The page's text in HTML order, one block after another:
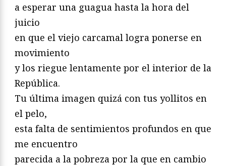
a esperar una guagua hasta la hora del
juicio
en que el viejo carcamal logra ponerse en
movimiento
y los riegue lentamente por el interior de la
República.
Tu última imagen quizá con tus yollitos en
el pelo,
esta falta de sentimientos profundos en que
me encuentro
parecida a la pobreza por la que en cambio